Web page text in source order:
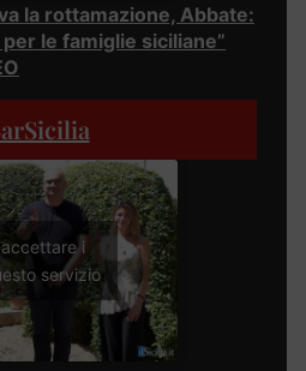
la rottamazione, Abbate:
le famiglie siciliane”
i
servizio